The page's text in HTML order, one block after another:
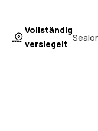
Vollständig
versiegelt